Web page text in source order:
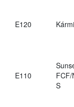
E120
E110
S